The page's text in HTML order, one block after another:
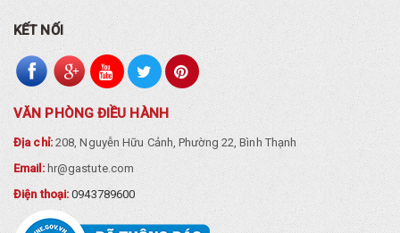
KẾT NỐI
VĂN PHÒNG ĐIỀU HÀNH
Địa chỉ:208, Nguyễn Hữu Cảnh, Phường 22, Bình Thạnh
Email: hr@gastute.com
Điện thoại:0943789600